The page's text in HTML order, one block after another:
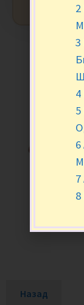
Назад
3